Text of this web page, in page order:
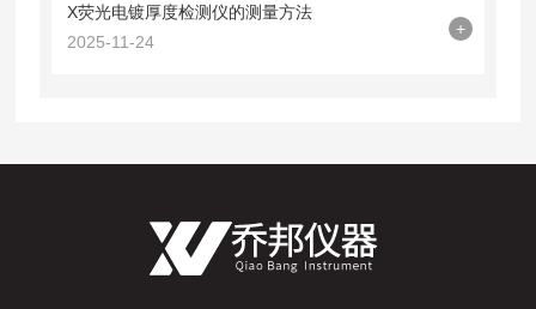
X荧光电镀厚度检测仪的测量方法
2025-11-24
+